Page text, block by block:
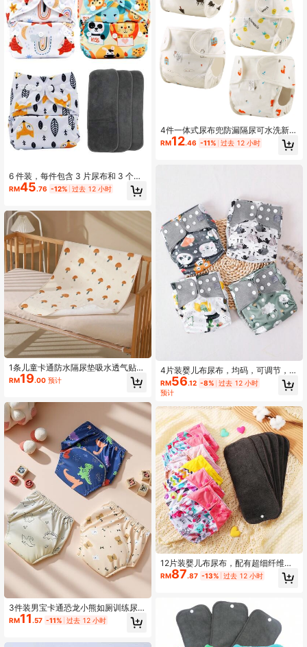
6 件装，每件包含 3 片尿布和 3 个尿
垫，适合婴儿派对、家庭装饰和礼物
RM45.76 -12% 过去 12 小时
1条儿童卡通防水隔尿垫吸水透气贴身
不起球不掉毛纯棉防水垫四季通用
RM19.00 预计
3件装男宝卡通恐龙小熊如厕训练尿
裤，简约童趣满印图案，居家日常婴
幼儿隔尿裤（尺码偏小，可根据自身
RM11 .57 -11% 过去 12 小时
4件一体式尿布兜防漏隔尿可水洗新生
婴儿尿布裤防漏宝宝固定裤，婴儿可
重复使用尿布 内裤 防漏婴儿尿布 儿
RM12.46 -11% 过去 12 小时
4片装婴儿布尿布，均码，可调节，可
水洗，可重复使用，男女宝宝通用
RM56.12 -8% 过去 12 小时
预计
12片装婴儿布尿布，配有超细纤维尿
垫，适合作为感恩节礼物
RM87.87 -13% 过去 12 小时